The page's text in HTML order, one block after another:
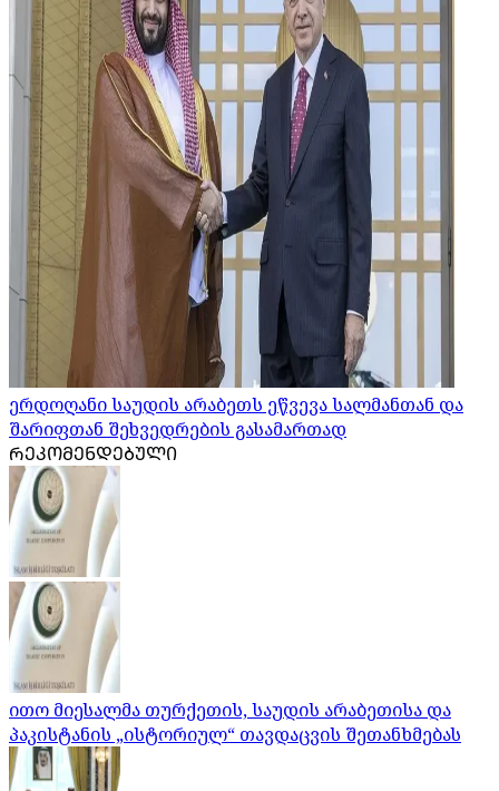
ერდოღანი საუდის არაბეთს ეწვევა სალმანთან და
შარიფთან შეხვედრების გასამართად
ᲠᲔᲙᲝᲛᲔᲜᲓᲔᲑᲣᲚᲘ
ითო მიესალმა თურქეთის, საუდის არაბეთისა და
პაკისტანის „ისტორიულ“ თავდაცვის შეთანხმებას